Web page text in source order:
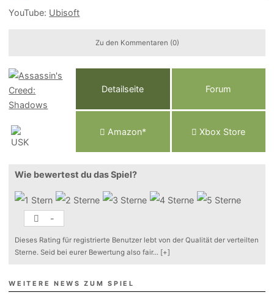
YouTube: Ubisoft
Zu den Kommentaren (0)
Detailseite Forum
Amazon* Xbox Store
Wie bewertest du das Spiel?
-
Dieses Rating für registrierte Benutzer lebt von der Qualität der verteilten
Sterne. Seid bei eurer Bewertung also fair... [+]
WEITERE NEWS ZUM SPIEL